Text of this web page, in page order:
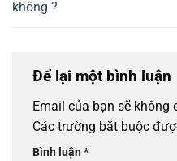
không ?
Để lại một bình luận
Email của bạn sẽ
Các trường bắt buộc
Bình luận*